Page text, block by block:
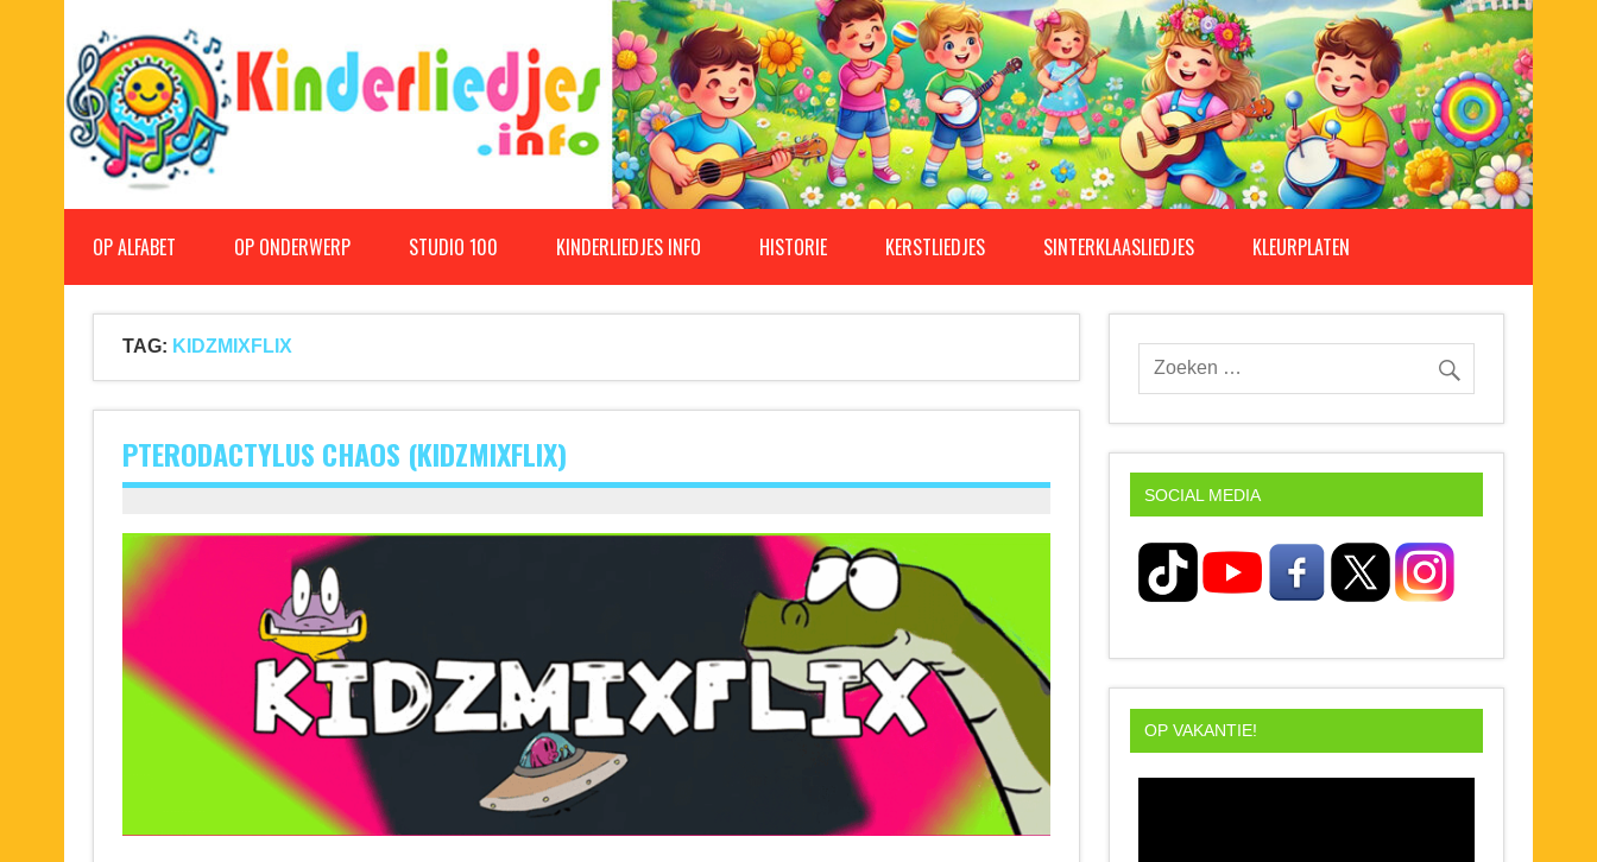
Kinderliedjes
OP ALFABET OP ONDERWERP STUDIO 100 KINDERLIEDJES INFO HISTORIE KERSTLIEDJES SINTERKLAASLIEDJES KLEURPLATEN
TAG: KIDZMIXFLIX
PTERODACTYLUS CHAOS (KIDZMIXFLIX)
SOCIAL MEDIA
OP VAKANTIE!